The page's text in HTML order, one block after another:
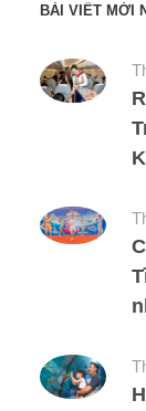
BÀI VIẾT MỚI